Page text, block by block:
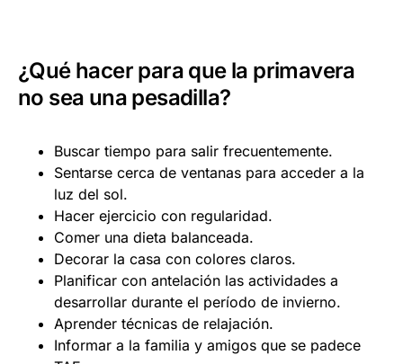
¿Qué hacer para que la primavera
no sea una pesadilla?
Buscar tiempo para salir frecuentemente.
Sentarse cerca de ventanas para acceder a la
luz del sol.
Hacer ejercicio con regularidad.
Comer una dieta balanceada.
Decorar la casa con colores claros.
Planificar con antelación las actividades a
desarrollar durante el período de invierno.
Aprender técnicas de relajación.
Informar a la familia y amigos que se padece